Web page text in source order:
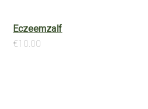
Eczeemzalf
€10.00